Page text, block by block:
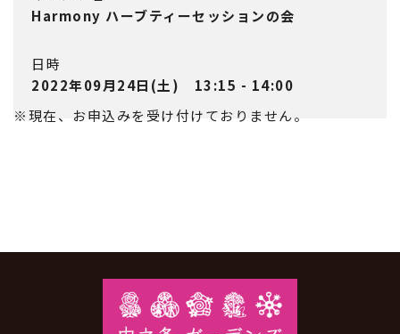
Harmony ハーブティーセッションの会
日時
2022年09月24日(土) 13:15 - 14:00
※現在、お申込みを受け付けておりません。